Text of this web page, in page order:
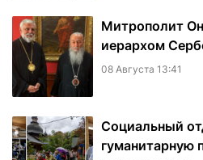
Митрополит
иерархом
08 Августа 13:41
Социальный
гуманитарную